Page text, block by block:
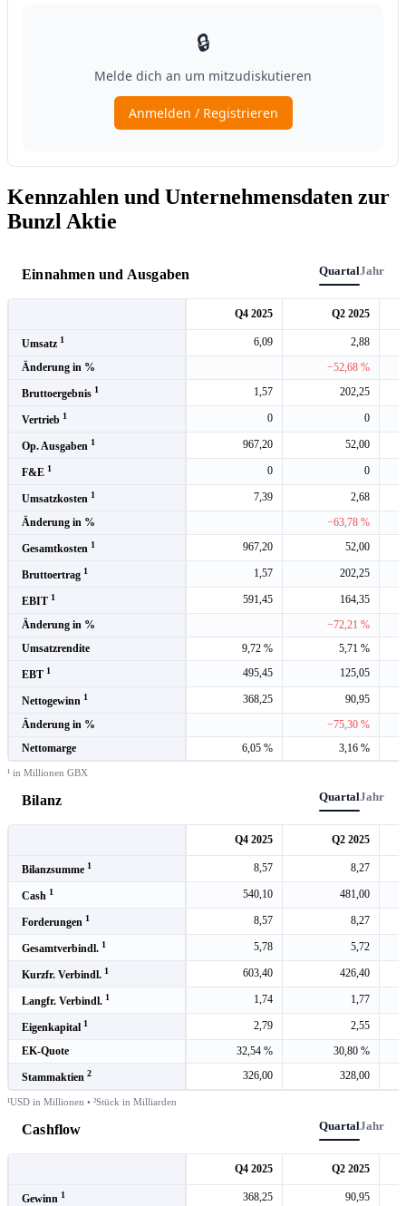
Kennzahlen und Unternehmensdaten zur
Bunzl Aktie
Einnahmen und Ausgaben QuartalJahr
Q4 2025 Q2 2025
Umsatz 1 6,09
2,88
Änderung in %
−52,68 %
Bruttoergebnis 1 1,57 202,25
Vertrieb 1 0 0
Op. Ausgaben 1 967,20 52,00
F&E 1 0 0
Umsatzkosten 1 7,39
2,68
Änderung in %
−63,78 %
Gesamtkosten 1 967,20 52,00
Bruttoertrag 1 1,57 202,25
EBIT 1 591,45
164,35
Änderung in %
−72,21 %
Umsatzrendite
9,72 % 5,71 %
EBT 1 495,45 125,05
Nettogewinn 1 368,25
90,95
Änderung in %
−75,30 %
Nettomarge
6,05 % 3,16 %
¹ in Millionen GBX
Bilanz QuartalJahr
Q4 2025 Q2 2025
Bilanzsumme 1 8,57 8,27
Cash 1 540,10 481,00
Forderungen 1 8,57 8,27
Gesamtverbindl. 1 5,78 5,72
Kurzfr. Verbindl. 1 603,40 426,40
Langfr. Verbindl. 1 1,74 1,77
Eigenkapital 1 2,79
2,55
EK-Quote
32,54 % 30,80 %
Stammaktien 2 326,00 328,00
¹USD in Millionen • ²Stück in Milliarden
Cashflow QuartalJahr
Q4 2025 Q2 2025
Gewinn 1 368,25 90,95